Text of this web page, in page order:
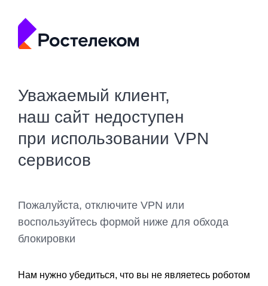
Уважаемый клиент,
наш сайт недоступен
при использовании VPN
сервисов
Пожалуйста, отключите VPN или
воспользуйтесь формой ниже для обхода
блокировки
Нам нужно убедиться, что вы не являетесь роботом